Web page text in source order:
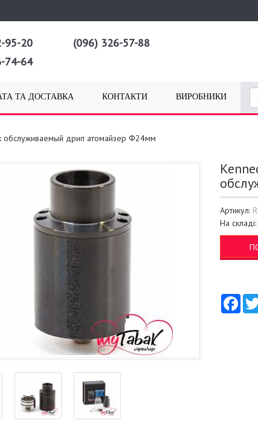
95-20
74-64
(096) 326-57-88
ТА ДОСТАВКА КОНТАКТИ ВИРОБНИКИ
обслуживаемый дрип атомайзер Φ24мм
Артикул:
На